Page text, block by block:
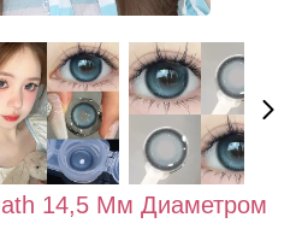
14,5 Мм Диаметром